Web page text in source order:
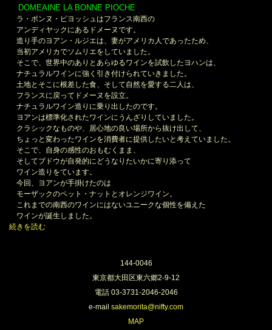
DOMEAINE LA BONNE PIOCHE
ラ・ボンヌ・ピヨッシュはフランス南西の
アンディヤックにあるドメーヌです。
造り手のヨアン・ルジエは、妻がアメリカ人であったため、
当初アメリカでソムリエをしていました。
そこで、世界中のありとあらゆるワインを試飲したヨハンは、
ナチュラルワインに強く引き付けられていきました。
土地とそこに根差した食、そして自然を愛する二人は、
フランスに戻ってドメーヌを設立。
ナチュラルワイン造りに乗り出したのです。
ヨアンは標準化されたワインにうんざりしていました。
クラシックなものや、居心地の良い場所から抜け出して、
ちょっと変わったワインを消費者に提供したいと考えていました。
そこで、自身の感性のおもむくまま、
そしてブドウが自発的にどうなりたいかに寄り添って
ワイン造りをています。
今回、ヨアンが手掛けたのは
モーザックのペット・ナットとオレンジワイン。
これまでの南西のワインにはないユニークな個性を備えた
ワインが誕生しました。
続きを読む
144-0046
東京都大田区東六郷2-9-12
電話 03-3731-2046-2046
e-mail sakemorita@nifty.com
MAP